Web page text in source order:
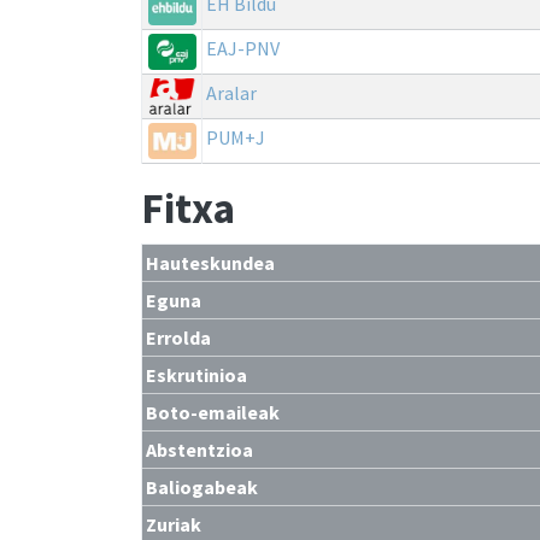
EAJ-PNV
Aralar
PUM+J
Fitxa
Hauteskundea
Eguna
Errolda
Eskrutinioa
Boto-emaileak
Abstentzioa
Baliogabeak
Zuriak